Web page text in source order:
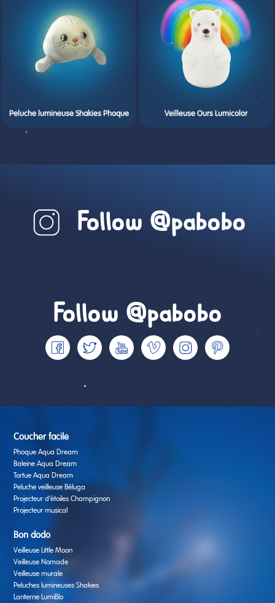
Peluche lumineuse Shakies Phoque Veilleuse Ours Lumicolor
Follow @pabobo
Follow @pabobo
Coucher facile
Phoque Aqua Dream
Baleine Aqua Dream
Tortue Aqua Dream
Peluche veilleuse Béluga
Projecteur d’étoiles Champignon
Projecteur musical
Bon dodo
Veilleuse Little Moon
Veilleuse Nomade
Veilleuse murale
Peluches lumineuses Shakies
Lanterne LumiBlo